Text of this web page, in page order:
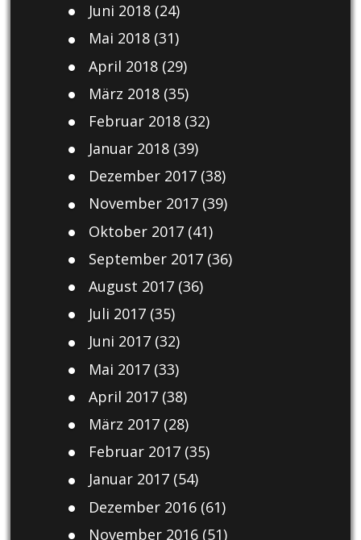
Juni 2018(24)
Mai 2018(31)
April 2018(29)
März 2018(35)
Februar 2018(32)
Januar 2018(39)
Dezember 2017(38)
November 2017(39)
Oktober 2017(41)
September 2017(36)
August 2017(36)
Juli 2017(35)
Juni 2017(32)
Mai 2017(33)
April 2017(38)
März 2017(28)
Februar 2017(35)
Januar 2017(54)
Dezember 2016(61)
November 2016(51)